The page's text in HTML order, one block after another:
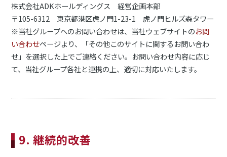
株式会社ADKホールディングス 経営企画本部
〒105-6312 東京都港区虎ノ門1-23-1 虎ノ門ヒルズ森タワー
※当社グループへのお問い合わせは、当社ウェブサイトのお問
い合わせページより、「その他このサイトに関するお問い合わ
せ」を選択した上でご連絡ください。お問い合わせ内容に応じ
て、当社グループ各社と連携の上、適切に対応いたします。
9. 継続的改善